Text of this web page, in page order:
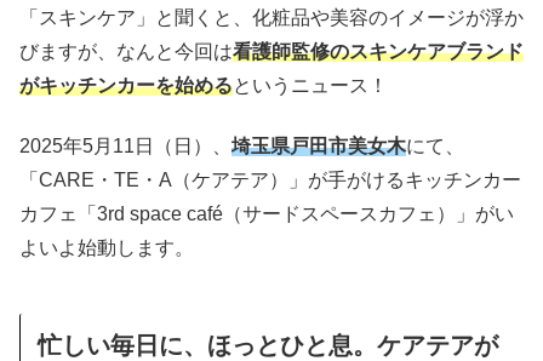
「スキンケア」と聞くと、化粧品や美容のイメージが浮か
びますが、なんと今回は看護師監修のスキンケアブランド
がキッチンカーを始めるというニュース！
2025年5月11日（日）、 埼玉県戸田市美女木にて、
「CARE・TE・A（ケアテア）」が手がけるキッチンカー
カフェ「3rd space café（サードスペースカフェ）」がい
よいよ始動します。
忙しい毎日に、ほっとひと息。ケアテアが